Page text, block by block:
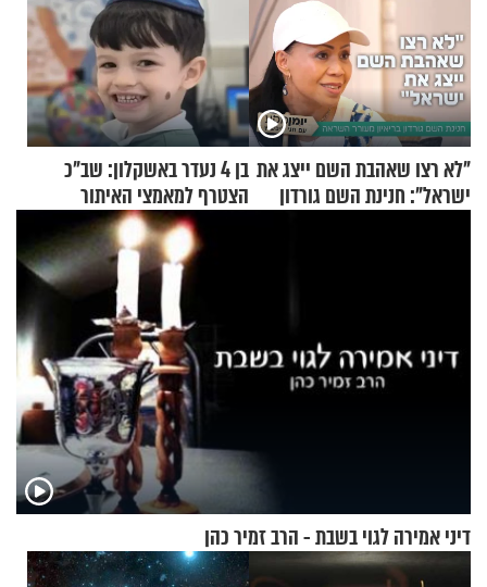
"לא רצו שאהבת השם ייצג את
ישראל": חנינת השם גורדון
בן 4 נעדר באשקלון: שב"כ
הצטרף למאמצי האיתור
דיני אמירה לגוי בשבת - הרב זמיר כהן